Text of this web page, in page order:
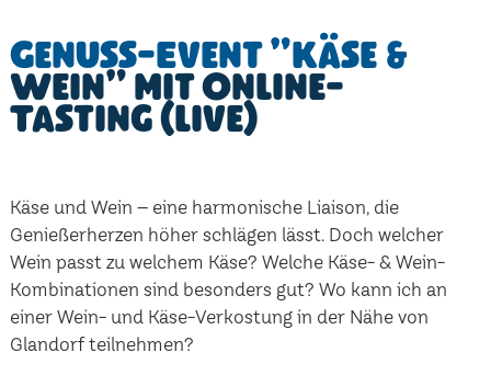
Genuss-Event "Käse &
Wein" mit Online-
Tasting (live)
Käse und Wein – eine harmonische Liaison, die
Genießerherzen höher schlägen lässt. Doch welcher
Wein passt zu welchem Käse? Welche Käse- & Wein-
Kombinationen sind besonders gut? Wo kann ich an
einer Wein- und Käse-Verkostung in der Nähe von
Glandorf teilnehmen?